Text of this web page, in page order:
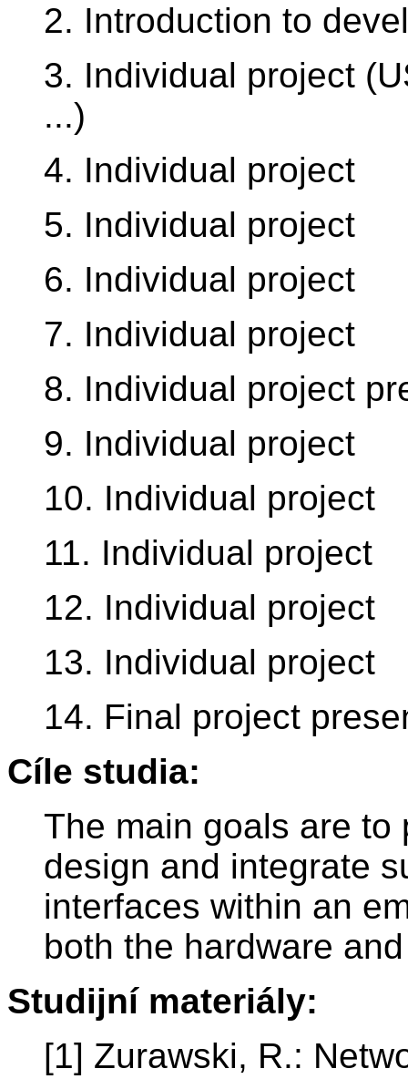
2. Introduction to
3. Individual project
...)
4. Individual project
5. Individual project
6. Individual project
7. Individual project
8. Individual project
9. Individual project
10. Individual project
11. Individual project
12. Individual project
13. Individual project
14. Final project
Cíle studia:
The main goals are to
design and integrate
interfaces within an
both the hardware
Studijní materiály:
[1] Zurawski, R.: